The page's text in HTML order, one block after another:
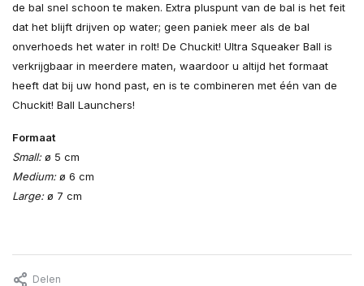
de bal snel schoon te maken. Extra pluspunt van de bal is het feit
dat het blijft drijven op water; geen paniek meer als de bal
onverhoeds het water in rolt! De Chuckit! Ultra Squeaker Ball is
verkrijgbaar in meerdere maten, waardoor u altijd het formaat
heeft dat bij uw hond past, en is te combineren met één van de
Chuckit! Ball Launchers!
Formaat
Small:ø 5 cm
Medium:ø 6 cm
Large:ø 7 cm
Delen